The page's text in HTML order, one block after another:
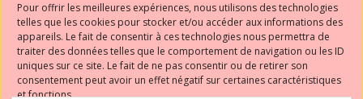
Pour offrir les meilleures expériences, nous utilisons des technologies
telles que les cookies pour stocker et/ou accéder aux informations des
appareils. Le fait de consentir à ces technologies nous permettra de
traiter des données telles que le comportement de navigation ou les ID
uniques sur ce site. Le fait de ne pas consentir ou de retirer son
consentement peut avoir un effet négatif sur certaines caractéristiques
et fonctions.
Mairie de
Gaillard